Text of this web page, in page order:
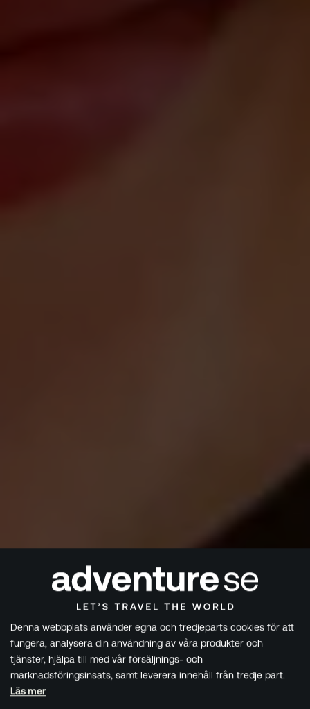
Denna webbplats använder egna och tredjeparts cookies för att
fungera, analysera din användning av våra produkter och
tjänster, hjälpa till med vår försäljnings- och
marknadsföringsinsats, samt leverera innehåll från tredje part.
Läs mer